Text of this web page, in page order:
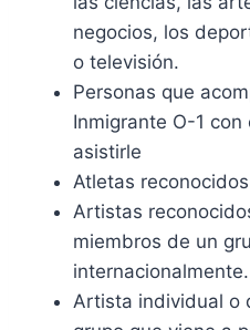
negocios, los
o televisión.
Personas que
Inmigrante O-1
asistirle
Atletas
Artistas
miembros de un
internacionalmente.
Artista individual o